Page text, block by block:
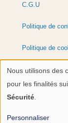
C.G.U
Politique de
Politique de
Réalisation :
Utilisation
des
données
Nous utilisons des
pour les finalités
Sécurité.
Personnaliser